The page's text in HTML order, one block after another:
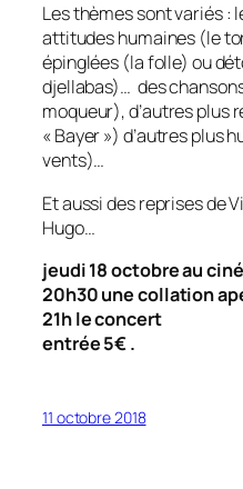
Les thèmes sont variés :
attitudes humaines (le
épinglées (la folle) ou
djellabas)… des
moqueur), d’autres plus
« Bayer ») d’autres plus
vents)…
Et aussi des reprises de
Hugo…
jeudi 18 octobre au
20h30 une collation
21h le concert
entrée 5€ .
11 octobre 2018